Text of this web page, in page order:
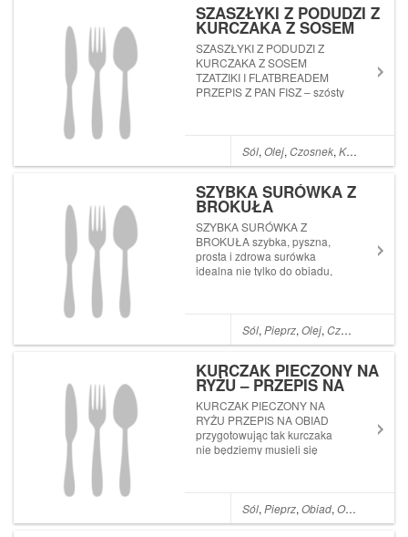
SZASZŁYKI Z PODUDZI Z
KURCZAKA Z SOSEM
TZATZIKI I
FLATBREADEM –
PRZEPIS Z PAN FISZ
SZASZŁYKI Z PODUDZI Z
KURCZAKA Z SOSEM
TZATZIKI I FLATBREADEM
PRZEPIS Z PAN FISZ – szósty
potrawy z grilla BROIL KING
KEG(więcej informacji o grillu
Sól,Olej,Czosnek,Kurczak
SZYBKA SURÓWKA Z
BROKUŁA
SZYBKA SURÓWKA Z
BROKUŁA szybka, pyszna,
prosta i zdrowa surówka
idealna nie tylko do obiadu,
przepisu? Subskrybujcie mój
kanał Przepisy Joli na
Sól,Pieprz,Olej,Czosnek
KURCZAK PIECZONY NA
RYŻU – PRZEPIS NA
OBIAD
KURCZAK PIECZONY NA
RYŻU PRZEPIS NA OBIAD
przygotowując tak kurczaka
nie będziemy musieli się
Sól,Pieprz,Obiad,Olej